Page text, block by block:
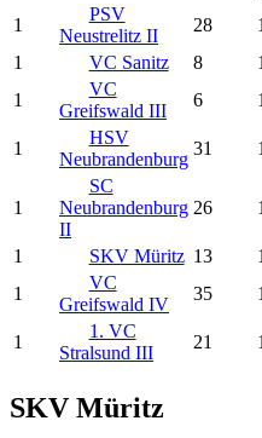
1
PSV
Neustrelitz II
28
1
VC Sanitz 8
1
VC
Greifswald III
6
1
HSV
Neubrandenburg
31
1
SC
Neubrandenburg
II
26
1 SKV Müritz 13
1
VC
Greifswald IV
35
1
1. VC
Stralsund III
21
SKV Müritz